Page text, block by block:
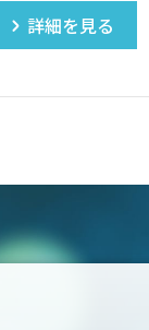
詳細を見る